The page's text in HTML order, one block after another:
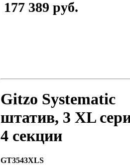
177 389 руб.
Gitzo Systematic
штатив, 3 XL
4 секции
GT3543XLS